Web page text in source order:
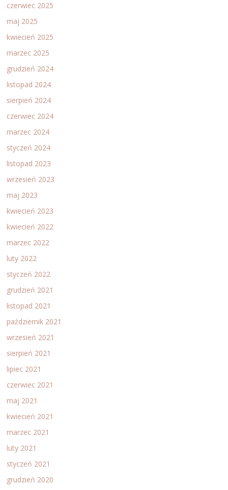
czerwiec 2025
maj 2025
kwiecień 2025
marzec 2025
grudzień 2024
listopad 2024
sierpień 2024
czerwiec 2024
marzec 2024
styczeń 2024
listopad 2023
wrzesień 2023
maj 2023
kwiecień 2023
kwiecień 2022
marzec 2022
luty 2022
styczeń 2022
grudzień 2021
listopad 2021
październik 2021
wrzesień 2021
sierpień 2021
lipiec 2021
czerwiec 2021
maj 2021
kwiecień 2021
marzec 2021
luty 2021
styczeń 2021
grudzień 2020